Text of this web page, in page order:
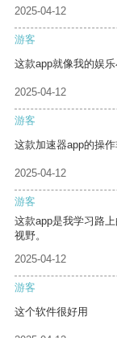
2025-04-12
游客
这款app就像我的娱
2025-04-12
游客
这款加速器app的操
2025-04-12
游客
这款app是我学习路
视野。
2025-04-12
游客
这个软件很好用